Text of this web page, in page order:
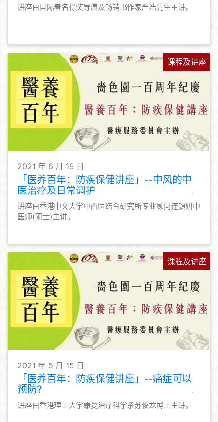
讲座由国际着名得奖导演及畅销书作家严浩先生主讲。
课程及讲座
2021 年 6 月 19 日
「医养百年：防疾保健讲座」--中风的中
医治疗及日常调护
讲座由香港中文大学中西医结合研究所专业顾问连頴姸中
医师(硕士)主讲。
课程及讲座
2021 年 5 月 15 日
「医养百年：防疾保健讲座」--痛症可以
预防?
讲座由香港理工大学康复治疗科学系苏俊龙博士主讲。